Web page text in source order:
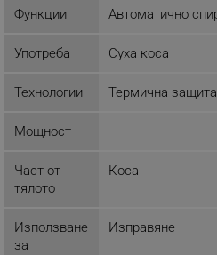
Функции Автоматично
Употреба Суха коса
Технологии Термична защита
Мощност
Част от
тялото
Коса
Използване
за
Изправяне
Строго необходимите
основната
правилно без строго